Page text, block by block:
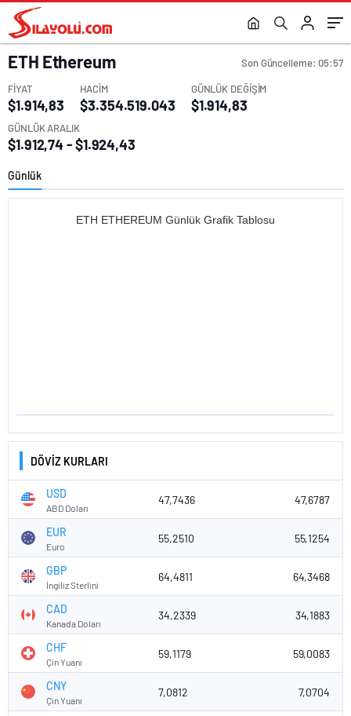
ETH Ethereum Son Güncelleme: 05:57
FİYAT
$1.914,83
HACİM
$3.354.519.043
GÜNLÜK DEĞİŞİM
$1.914,83
GÜNLÜK ARALIK
$1.912,74 - $1.924,43
Günlük
ETH ETHEREUM Günlük Grafik Tablosu
DÖVİZ KURLARI
USD
ABD Doları
47,7436 47,6787
EUR
Euro
55,2510 55,1254
GBP
İngiliz Sterlini
64,4811 64,3468
CAD
Kanada Doları
34,2339 34,1883
CHF
Çin Yuanı
59,1179 59,0083
CNY
Çin Yuanı
7,0812 7,0704